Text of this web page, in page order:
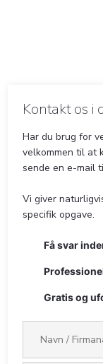
Kontakt os i
Har du brug for
velkommen til at
sende en e-mail
Vi giver
specifik opgave.
Få svar
Gratis og